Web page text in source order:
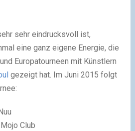
sehr eindrucksvoll ist,
eine ganz eigene Energie, die
Europatourneen mit Künstlern
gezeigt hat. Im Juni 2015 folgt
Club